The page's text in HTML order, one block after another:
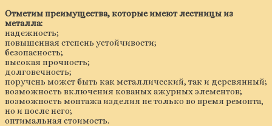
Отметим преимущества, которые имеют лестницы из
металла:
надежность;
повышенная степень устойчивости;
безопасность;
высокая прочность;
долговечность;
поручень может быть как металлический, так и деревянный;
возможность включения кованых ажурных элементов;
возможность монтажа изделия не только во время ремонта,
но и после него;
оптимальная стоимость.